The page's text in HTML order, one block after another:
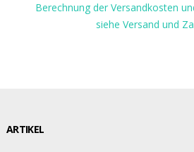
Berechnung der Versandkosten
siehe Versand und
ARTIKEL